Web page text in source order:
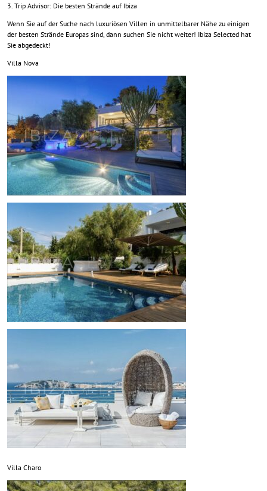
Trip Advisor: Die besten Strände auf Ibiza
Wenn Sie auf der Suche nach luxuriösen Villen in unmittelbarer Nähe zu einigen
der besten Strände Europas sind, dann suchen Sie nicht weiter! Ibiza Selected hat
Sie abgedeckt!
Villa Nova
Villa Charo